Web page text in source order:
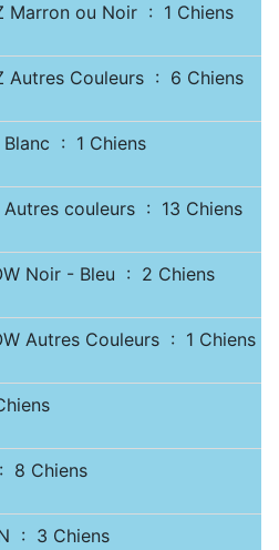
Marron ou Noir : 1 Chiens
Autres Couleurs : 6 Chiens
Blanc : 1 Chiens
Autres couleurs : 13 Chiens
Noir - Bleu : 2 Chiens
Autres Couleurs : 1 Chiens
8 Chiens
: 3 Chiens